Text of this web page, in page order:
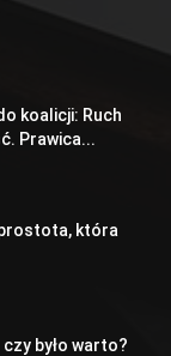
koalicji: Ruch
Prawica...
która
było warto?